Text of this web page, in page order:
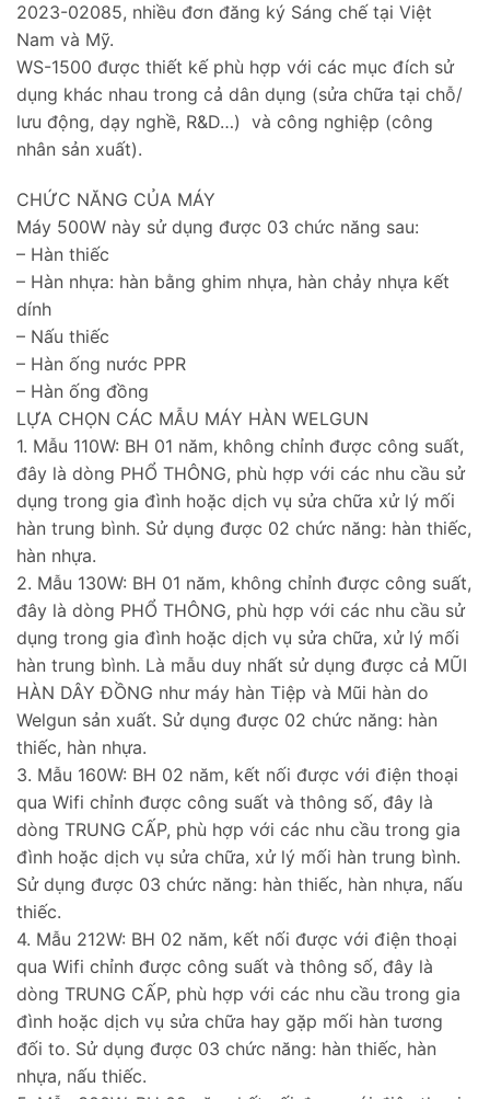
2023-02085, nhiều đơn đăng ký Sáng chế tại Việt
Nam và Mỹ.
WS-1500 được thiết kế phù hợp với các mục đích sử
dụng khác nhau trong cả dân dụng (sửa chữa tại chỗ/
lưu động, dạy nghề, R&D…) và công nghiệp (công
nhân sản xuất).
CHỨC NĂNG CỦA MÁY
Máy 500W này sử dụng được 03 chức năng sau:
– Hàn thiếc
– Hàn nhựa: hàn bằng ghim nhựa, hàn chảy nhựa kết
dính
– Nấu thiếc
– Hàn ống nước PPR
– Hàn ống đồng
LỰA CHỌN CÁC MẪU MÁY HÀN WELGUN
1. Mẫu 110W: BH 01 năm, không chỉnh được công suất,
đây là dòng PHỔ THÔNG, phù hợp với các nhu cầu sử
dụng trong gia đình hoặc dịch vụ sửa chữa xử lý mối
hàn trung bình. Sử dụng được 02 chức năng: hàn thiếc,
hàn nhựa.
2. Mẫu 130W: BH 01 năm, không chỉnh được công suất,
đây là dòng PHỔ THÔNG, phù hợp với các nhu cầu sử
dụng trong gia đình hoặc dịch vụ sửa chữa, xử lý mối
hàn trung bình. Là mẫu duy nhất sử dụng được cả MŨI
HÀN DÂY ĐỒNG như máy hàn Tiệp và Mũi hàn do
Welgun sản xuất. Sử dụng được 02 chức năng: hàn
thiếc, hàn nhựa.
3. Mẫu 160W: BH 02 năm, kết nối được với điện thoại
qua Wifi chỉnh được công suất và thông số, đây là
dòng TRUNG CẤP, phù hợp với các nhu cầu trong gia
đình hoặc dịch vụ sửa chữa, xử lý mối hàn trung bình.
Sử dụng được 03 chức năng: hàn thiếc, hàn nhựa, nấu
thiếc.
4. Mẫu 212W: BH 02 năm, kết nối được với điện thoại
qua Wifi chỉnh được công suất và thông số, đây là
dòng TRUNG CẤP, phù hợp với các nhu cầu trong gia
đình hoặc dịch vụ sửa chữa hay gặp mối hàn tương
đối to. Sử dụng được 03 chức năng: hàn thiếc, hàn
nhựa, nấu thiếc.